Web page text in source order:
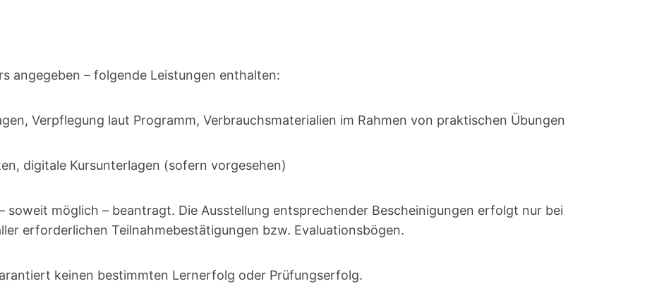
angegeben – folgende Leistungen enthalten:
Verpflegung laut Programm, Verbrauchsmaterialien im Rahmen von praktischen Übungen
digitale Kursunterlagen (sofern vorgesehen)
soweit möglich – beantragt. Die Ausstellung entsprechender Bescheinigungen erfolgt nur bei
erforderlichen Teilnahmebestätigungen bzw. Evaluationsbögen.
keinen bestimmten Lernerfolg oder Prüfungserfolg.